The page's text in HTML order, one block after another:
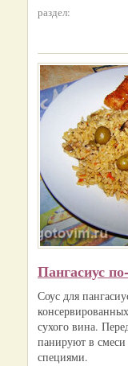
раздел:
Пангасиус
Соус для
сухого вина.
панируют в
специями.